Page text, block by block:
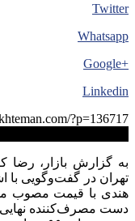
Twitter
Whatsapp
+Google
Linkedin
?p=136717
به گزارش بازار، رضا
تهران در گفت‌وگویی با
دست مصرف‌کننده نهایی